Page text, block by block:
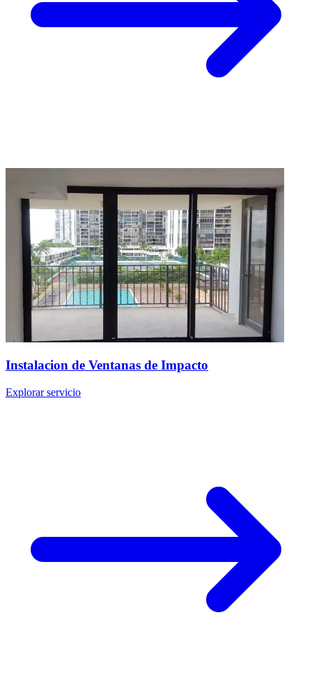
Instalacion de Ventanas de Impacto
Explorar servicio